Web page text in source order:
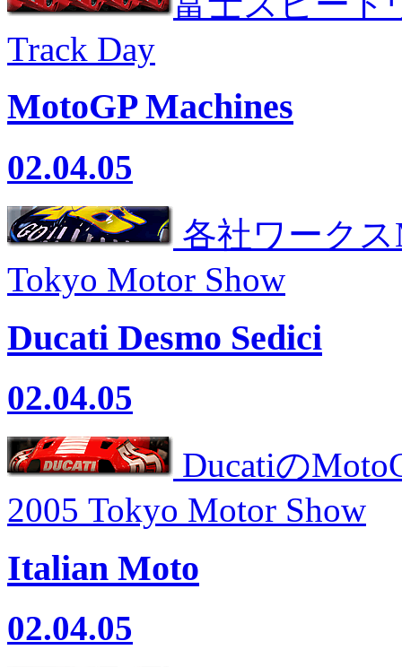
Track Day
MotoGP Machines
02.04.05
各社ワーク
Tokyo Motor Show
Ducati Desmo Sedici
02.04.05
Ducatiの
2005 Tokyo Motor Show
Italian Moto
02.04.05